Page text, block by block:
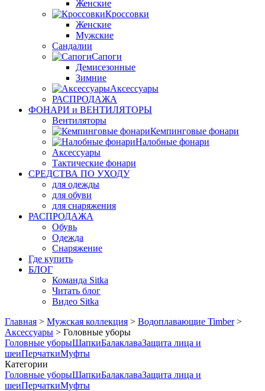
Женские
Кроссовки
Женские
Мужские
Сандалии
Сапоги
Демисезонные
Зимние
Аксессуары
РАСПРОДАЖА
ФОНАРИ и ВЕНТИЛЯТОРЫ
Вентиляторы
Кемпинговые фонари
Налобные фонари
Аксессуары
Тактические фонари
СРЕДСТВА ПО УХОДУ
для одежды
для обуви
для снаряжения
РАСПРОДАЖА
Обувь
Одежда
Снаряжение
Где купить
БЛОГ
Команда Sitka
Читать блог
Видео Sitka
Главная > Мужская коллекция > Водоплавающие Timber >
Аксессуары > Головные уборы
Головные уборыШапкиБалаклаваЗащита лица и
шеиПерчаткиМуфты
Категории
Головные уборыШапкиБалаклаваЗащита лица и
шеиПерчаткиМуфты